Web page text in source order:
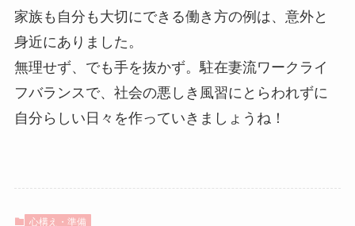
家族も自分も大切にできる働き方の例は、意外と
身近にありました。
無理せず、でも手を抜かず。駐在妻流ワークライ
フバランスで、社会の悪しき風習にとらわれずに
自分らしい日々を作っていきましょうね！
心構え・準備